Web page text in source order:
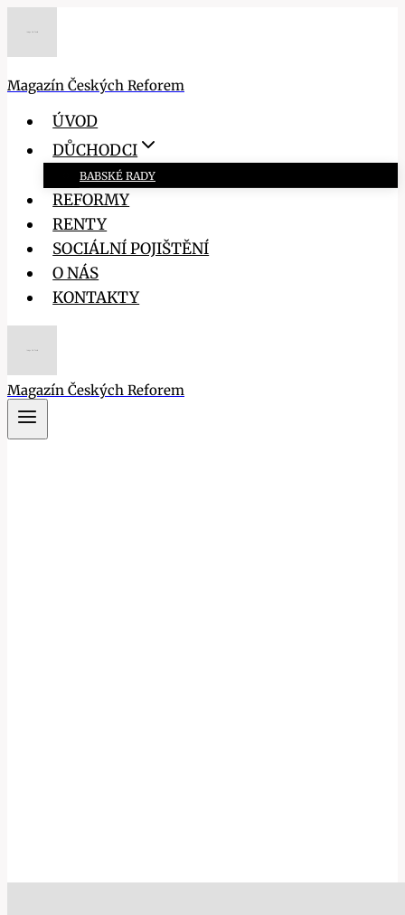
Magazín Českých Reforem
ÚVOD
DŮCHODCI
BABSKÉ RADY
REFORMY
RENTY
SOCIÁLNÍ POJIŠTĚNÍ
O NÁS
KONTAKTY
Magazín Českých Reforem